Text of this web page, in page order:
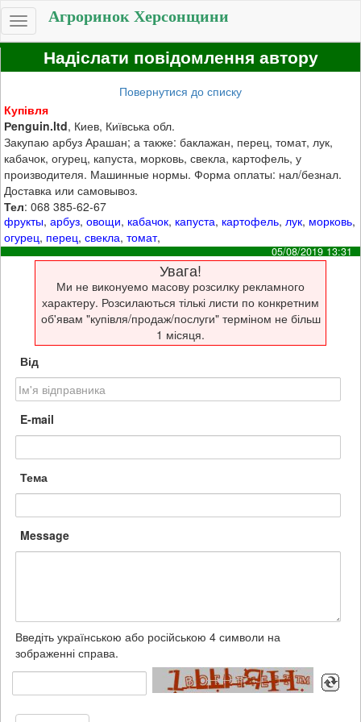
Toggle
navigation
Агроринок Херсонщини
Надіслати повідомлення автору
Повернутися до списку
Купівля
Рenguin.ltd, Киев, Київська обл.
Закупаю арбуз Арашан; а также: баклажан, перец, томат, лук,
кабачок, огурец, капуста, морковь, свекла, картофель, у
производителя. Машинные нормы. Форма оплаты: нал/безнал.
Доставка или самовывоз.
Тел: 068 385-62-67
фрукты,арбуз,овощи, кабачок, капуста, картофель, лук, морковь,
огурец, перец,свекла,томат,
05/08/2019 13:31
Увага!
Ми не виконуемо масову розсилку рекламного
характеру. Розсилаються тількі листи по конкретним
об'явам "купівля/продаж/послуги" терміном не більш
1 місяця.
Від
E-mail
Тема
Message
Введіть українською або російською 4 символи на
зображенні справа.